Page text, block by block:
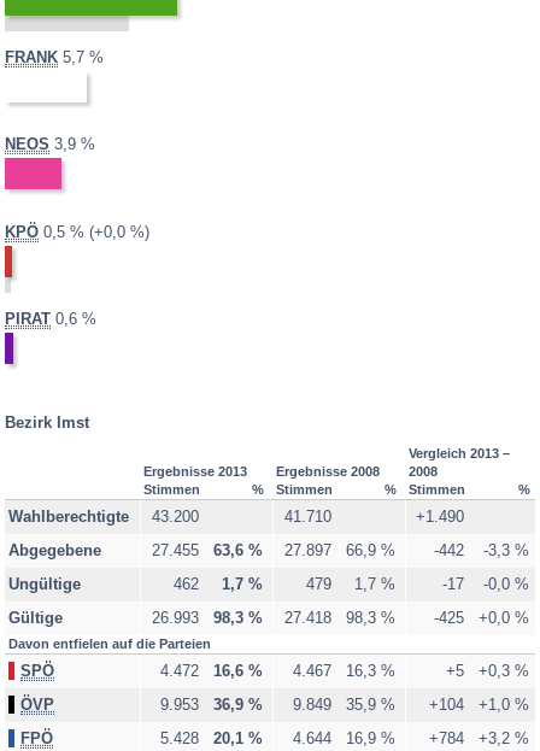
FRANK 2013:
5,7 %
NEOS 2013:
3,9 %
KPÖ 2013:
0,5 % 2008:
0,5 %
Differenz:
+0,0 %
PIRAT 2013:
0,6 %
Bezirk Imst
Ergebnisse 2013 Ergebnisse 2008
Vergleich 2013 –
2008
Stimmen
% Stimmen % Stimmen %
Wahlberechtigte 43.200 41.710
+1.490
Abgegebene
27.455 63,6 % 27.897 66,9 % -442
-3,3 %
Ungültige
462 1,7 % 479 1,7 % -17
-0,0 %
Gültige
26.993 98,3 % 27.418 98,3 % -425 +0,0 %
Davon entfielen auf die Parteien
SPÖ 4.472 16,6 % 4.467 16,3 % +5
+0,3 %
ÖVP
9.953 36,9 % 9.849 35,9 % +104
+1,0 %
FPÖ
5.428 20,1 % 4.644 16,9 % +784
+3,2 %
Roppen
Sautens
St. Leonhard im Pitztal
Tarrenz
Briefwahl - Imst
vollständig ausgezählt
teilweise ausgezählt
noch nicht ausgezählt
Minima-Maxima-Analyse